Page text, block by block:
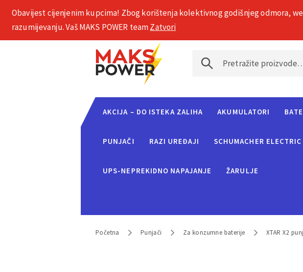
+385 1 2002 575
AKCIJA – DO ISTEKA ZALIHA AKUMULATORI
PUNJAČI RAZI UREĐAJI SCHUMACHER ELECTRIC
UPS-NEPREKIDNO NAPAJANJE ŽARULJE
Početna Punjači Za konzumne baterije XTAR X2
Obavijest cijenjenim kupcima! Zbog korištenja kolektivnog godišnjeg odmora,
razumijevanju. Vaš MAKS POWER teamZatvori